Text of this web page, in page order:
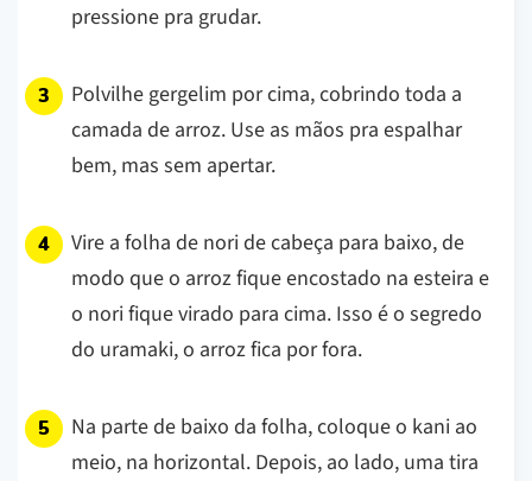
pressione pra grudar.
Polvilhe gergelim por cima, cobrindo toda a
camada de arroz. Use as mãos pra espalhar
bem, mas sem apertar.
Vire a folha de nori de cabeça para baixo, de
modo que o arroz fique encostado na esteira e
o nori fique virado para cima. Isso é o segredo
do uramaki, o arroz fica por fora.
Na parte de baixo da folha, coloque o kani ao
meio, na horizontal. Depois, ao lado, uma tira